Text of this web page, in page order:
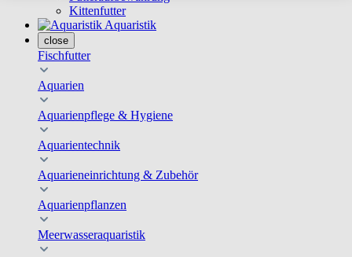
Kittenfutter
Aquaristik
close
Fischfutter
Aquarien
Aquarienpflege & Hygiene
Aquarientechnik
Aquarieneinrichtung & Zubehör
Aquarienpflanzen
Meerwasseraquaristik